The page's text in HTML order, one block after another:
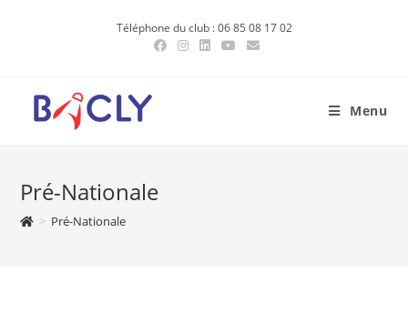
Téléphone du club : 06 85 08 17 02
Menu
Pré-Nationale
> Pré-Nationale